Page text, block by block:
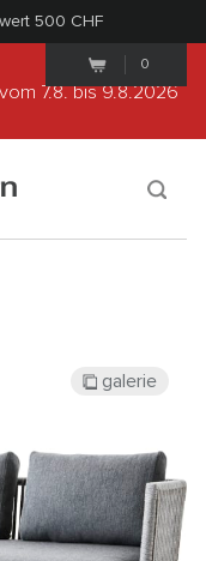
500 CHF
0
7.8.bis 9.8.2026
galerie